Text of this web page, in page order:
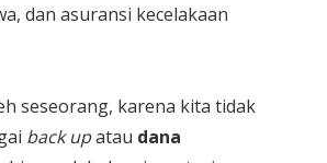
dan asuransi kecelakaan
seseorang, karena kita tidak
back upatau dana